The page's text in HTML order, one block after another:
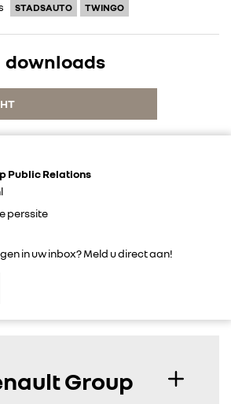
STADSAUTO TWINGO
downloads
Public Relations
perssite
in uw inbox? Meld u direct aan!
Group